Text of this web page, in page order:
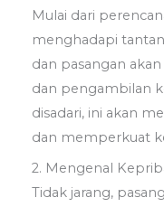
Mulai dari
menghadapi
dan pasangan
dan pengambilan
disadari, ini akan
dan memperkuat
2. Mengenal
Tidak jarang,